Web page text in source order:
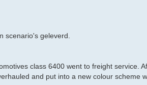
scenario's geleverd.
class 6400 went to freight service.
and put into a new colour scheme